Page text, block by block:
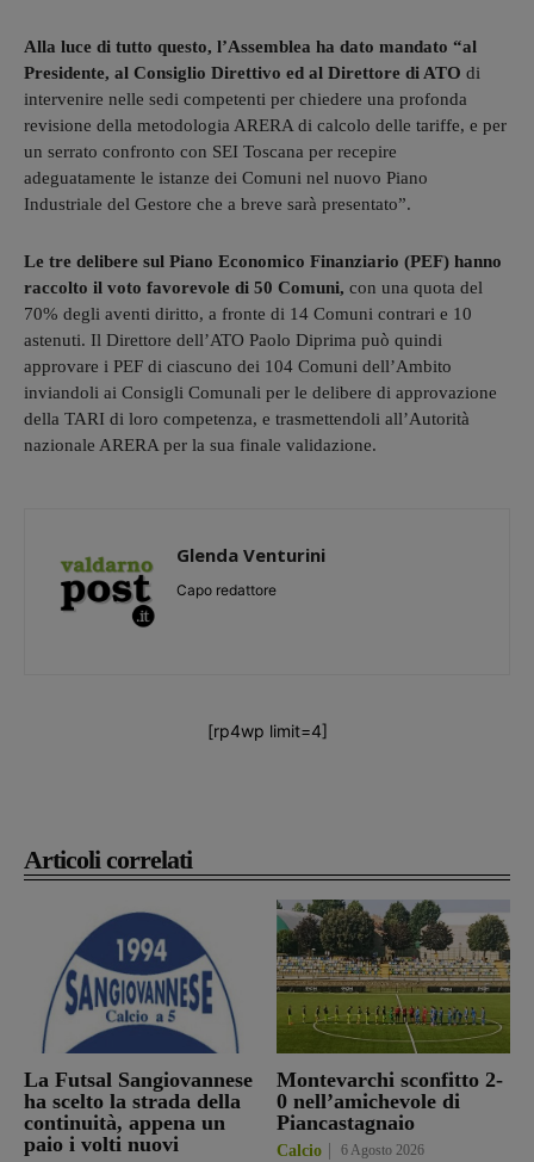
Articoli correlati
La Futsal Sangiovannese
ha scelto la strada della
continuità, appena un
paio i volti nuovi
Montevarchi sconfitto 2-
0 nell’amichevole di
Piancastagnaio
Calcio 6 Agosto 2026
Alla luce di tutto questo, l’Assemblea ha dato mandato “al
Presidente, al Consiglio Direttivo ed al Direttore di ATO di
intervenire nelle sedi competenti per chiedere una profonda
revisione della metodologia ARERA di calcolo delle tariffe, e per
un serrato confronto con SEI Toscana per recepire
adeguatamente le istanze dei Comuni nel nuovo Piano
Industriale del Gestore che a breve sarà presentato”.
Le tre delibere sul Piano Economico Finanziario (PEF) hanno
raccolto il voto favorevole di 50 Comuni, con una quota del
70% degli aventi diritto, a fronte di 14 Comuni contrari e 10
astenuti. Il Direttore dell’ATO Paolo Diprima può quindi
approvare i PEF di ciascuno dei 104 Comuni dell’Ambito
inviandoli ai Consigli Comunali per le delibere di approvazione
della TARI di loro competenza, e trasmettendoli all’Autorità
nazionale ARERA per la sua finale validazione.
Glenda Venturini
Capo redattore
[rp4wp limit=4]